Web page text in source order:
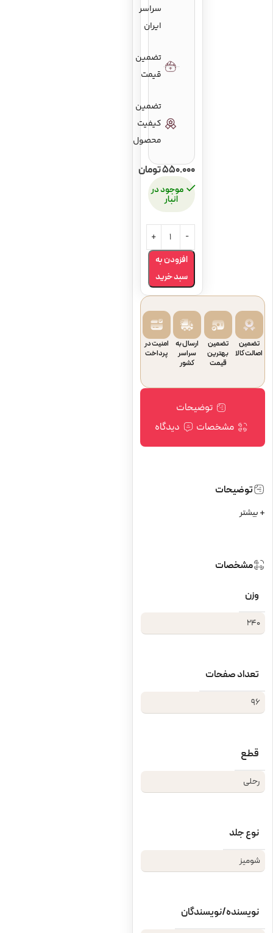
علیزاده
انتشارات ماهور
۹۷۹٠۸٠۲۶٠۴۵۵۱
سراسر
ایران
تضمین
قیمت
تضمین
کیفیت
محصول
550.000تومان
موجود در
انبار
افزودن به
سبد خرید
تضمین
اصالت کالا
تضمین
بهترین
قیمت
ارسال به
سراسر
کشور
امنیت در
پرداخت
توضیحات
مشخصات
دیدگاه
توضیحات
+ بیشتر
مشخصات
وزن
240
تعداد صفحات
96
قطع
رحلی
نوع جلد
شومیز
نویسنده/نویسندگان